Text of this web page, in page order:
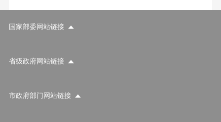
国家部委网站链接
省级政府网站链接
市政府部门网站链接